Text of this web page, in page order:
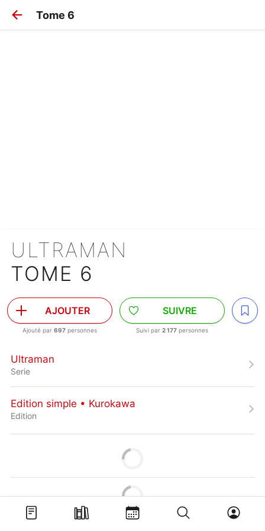
Tome 6
ULTRAMAN
TOME 6
AJOUTER
Ajouté par 697 personnes
SUIVRE
Suivi par 2 177 personnes
Ultraman
Serie
Edition simple • Kurokawa
Edition